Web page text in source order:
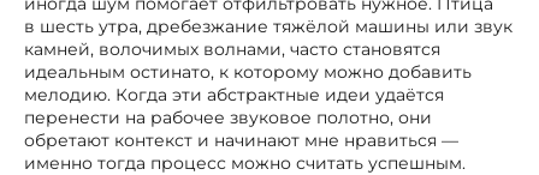
в шесть утра, дребезжание тяжёлой машины или звук
камней, волочимых волнами, часто становятся
идеальным остинато, к которому можно добавить
мелодию. Когда эти абстрактные идеи удаётся
перенести на рабочее звуковое полотно, они
обретают контекст и начинают мне нравиться —
именно тогда процесс можно считать успешным.